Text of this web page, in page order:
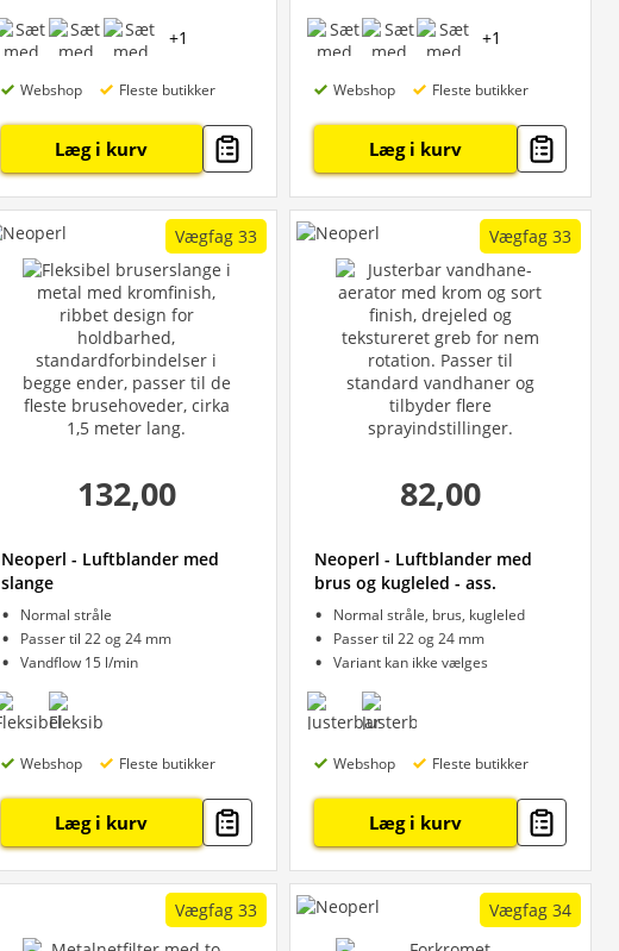
+1
Webshop Fleste butikker
Læg i kurv
+1
Webshop Fleste butikker
Læg i kurv
Vægfag 33
132,00
Neoperl - Luftblander med
slange
Normal stråle
Passer til 22 og 24 mm
Vandflow 15 l/min
Webshop Fleste butikker
Læg i kurv
Vægfag 33
82,00
Neoperl - Luftblander med
brus og kugleled - ass.
Normal stråle, brus, kugleled
Passer til 22 og 24 mm
Variant kan ikke vælges
Webshop Fleste butikker
Læg i kurv
Vægfag 33 Vægfag 34